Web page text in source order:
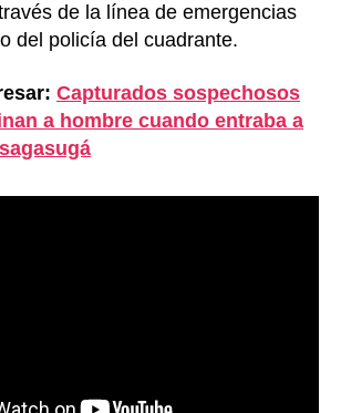
de la línea de emergencias
del policía del cuadrante.
Capturados sospechosos
a hombre cuando entraba a